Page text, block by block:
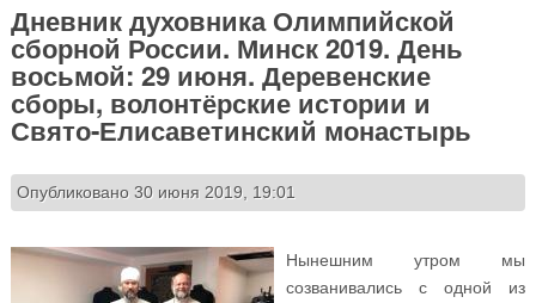
Дневник духовника Олимпийской
сборной России. Минск 2019. День
восьмой: 29 июня. Деревенские
сборы, волонтёрские истории и
Свято-Елисаветинский монастырь
Опубликовано 30 июня 2019, 19:01
Нынешним утром мы
созванивались с одной из